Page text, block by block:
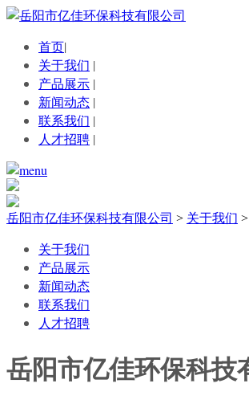
首页|
关于我们 |
产品展示 |
新闻动态 |
联系我们 |
人才招聘 |
岳阳市亿佳环保科技有限公司 > 关于我们 >
关于我们
产品展示
新闻动态
联系我们
人才招聘
岳阳市亿佳环保科技